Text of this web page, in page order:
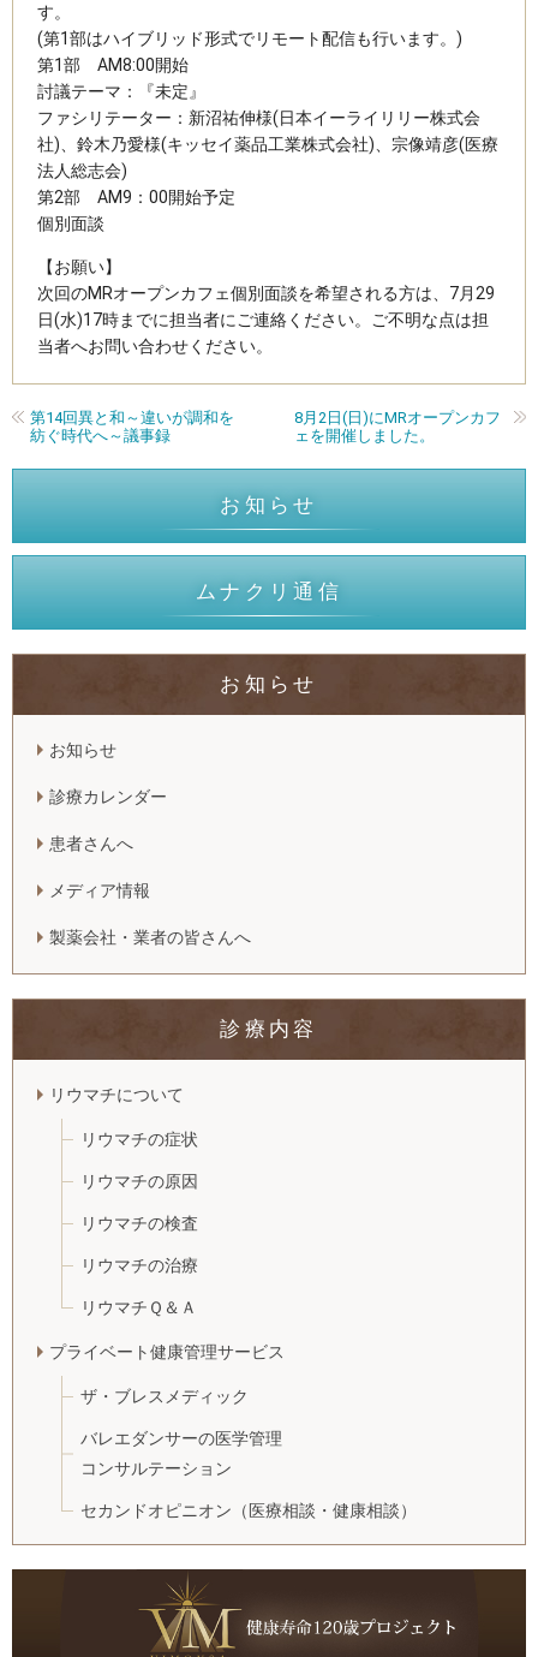
す。
(第1部はハイブリッド形式でリモート配信も行います。)
第1部 AM8:00開始
討議テーマ：『未定』
ファシリテーター：新沼祐伸様(日本イーライリリー株式会
社)、鈴木乃愛様(キッセイ薬品工業株式会社)、宗像靖彦(医療
法人総志会)
第2部 AM9：00開始予定
個別面談
【お願い】
次回のMRオープンカフェ個別面談を希望される方は、7月29
日(水)17時までに担当者にご連絡ください。ご不明な点は担
当者へお問い合わせください。
第14回異と和～違いが調和を
紡ぐ時代へ～議事録
8月2日(日)にMRオープンカフ
ェを開催しました。
お知らせ
ムナクリ通信
お知らせ
お知らせ
診療カレンダー
患者さんへ
メディア情報
製薬会社・業者の皆さんへ
診療内容
リウマチについて
リウマチの症状
リウマチの原因
リウマチの検査
リウマチの治療
リウマチＱ＆Ａ
プライベート健康管理サービス
ザ・ブレスメディック
バレエダンサーの医学管理
コンサルテーション
セカンドオピニオン （医療相談・健康相談）